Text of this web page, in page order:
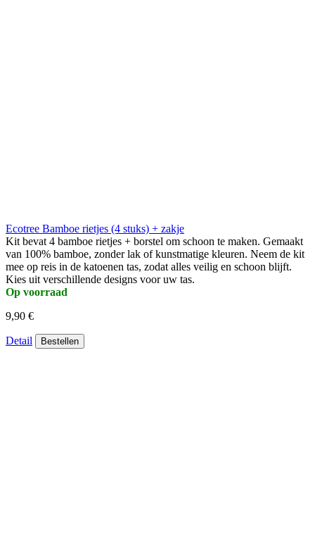
Ecotree Bamboe rietjes (4 stuks) + zakje
Kit bevat 4 bamboe rietjes + borstel om schoon te maken. Gemaakt
van 100% bamboe, zonder lak of kunstmatige kleuren. Neem de kit
mee op reis in de katoenen tas, zodat alles veilig en schoon blijft.
Kies uit verschillende designs voor uw tas.
Op voorraad
9,90 €
Detail Bestellen